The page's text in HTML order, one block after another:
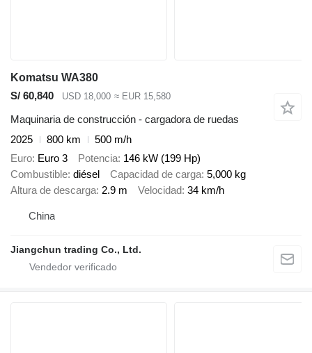
Komatsu WA380
S/ 60,840
USD 18,000 ≈ EUR 15,580
Maquinaria de construcción - cargadora de ruedas
2025
800 km
500 m/h
Euro Euro 3 Potencia 146 kW (199 Hp)
Combustible diésel Capacidad de carga 5,000 kg
Altura de descarga 2.9 m Velocidad 34 km/h
China
Jiangchun trading Co., Ltd.